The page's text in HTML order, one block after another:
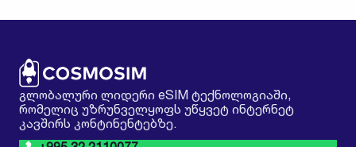
გლობალური ლიდერი eSIM ტექნოლოგიაში,
რომელიც უზრუნველყოფს უწყვეტ ინტერნეტ
კავშირს კონტინენტებზე.